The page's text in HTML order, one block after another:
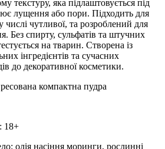
текстуру, яка підлаштовується під
лущення або пори. Підходить для
числі чутливої, та розроблений для
Без спирту, сульфатів та штучних
на тварин. Створена із
інгредієнтів та сучасних
до декоративної косметики.
компактна пудра
18+
олія насіння моринги, рослинні